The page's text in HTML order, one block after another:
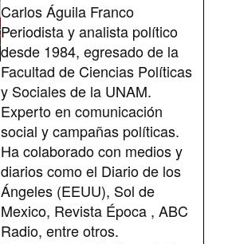
Carlos Águila Franco
Periodista y analista político
desde 1984, egresado de la
Facultad de Ciencias Políticas
y Sociales de la UNAM.
Experto en comunicación
social y campañas políticas.
Ha colaborado con medios y
diarios como el Diario de los
Ángeles (EEUU), Sol de
Mexico, Revista Época , ABC
Radio, entre otros.